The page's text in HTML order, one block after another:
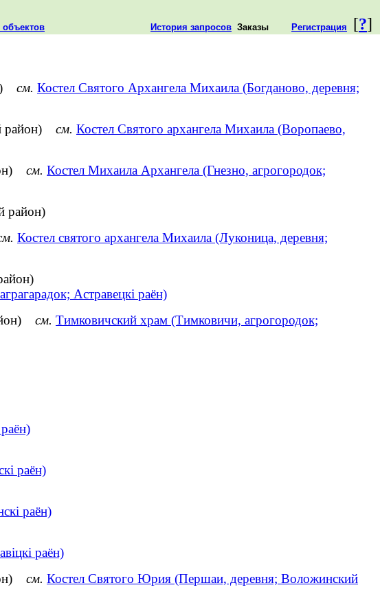
[?]
История запросов Заказы Регистрация
см. Костел Святого Архангела Михаила (Богданово, деревня;
район) см. Костел Святого архангела Михаила (Воропаево,
см. Костел Михаила Архангела (Гнезно, агрогородок;
район)
Костел святого архангела Михаила (Луконица, деревня;
Астравецкі раён)
см. Тимковичский храм (Тимковичи, агрогородок;
раён)
раён)
раён)
см. Костел Святого Юрия (Першаи, деревня; Воложинский